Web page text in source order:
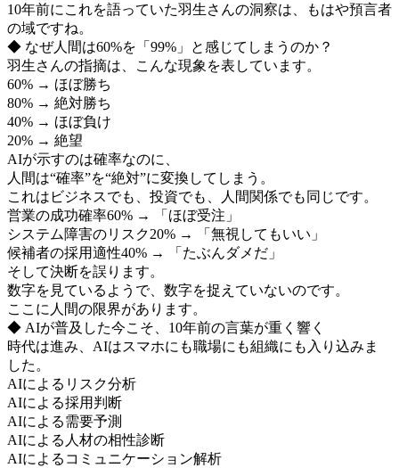
10年前にこれを語っていた羽生さんの洞察は、もはや預言者
の域ですね。
◆ なぜ人間は60%を「99%」と感じてしまうのか？
羽生さんの指摘は、こんな現象を表しています。
60% → ほぼ勝ち
80% → 絶対勝ち
40% → ほぼ負け
20% → 絶望
AIが示すのは確率なのに、
人間は“確率”を“絶対”に変換してしまう。
これはビジネスでも、投資でも、人間関係でも同じです。
営業の成功確率60% → 「ほぼ受注」
システム障害のリスク20% → 「無視してもいい」
候補者の採用適性40% → 「たぶんダメだ」
そして決断を誤ります。
数字を見ているようで、数字を捉えていないのです。
ここに人間の限界があります。
◆ AIが普及した今こそ、10年前の言葉が重く響く
時代は進み、AIはスマホにも職場にも組織にも入り込みま
した。
AIによるリスク分析
AIによる採用判断
AIによる需要予測
AIによる人材の相性診断
AIによるコミュニケーション解析